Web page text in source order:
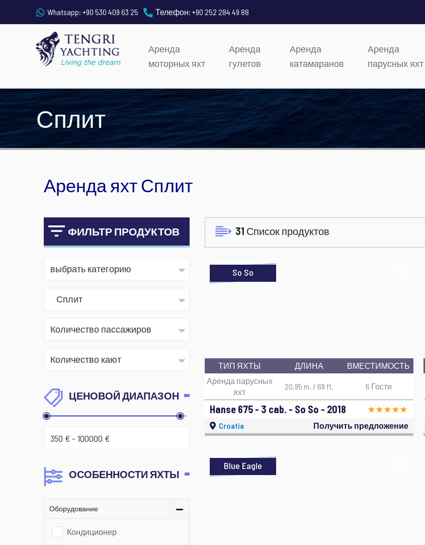
Whatsapp: +90 530 409 63 25 Телефон: +90 252 284 49 88
Аренда
моторных яхт
Аренда
гулетов
Аренда
катамаранов
Аренда
парусных яхт
Сплит
Аренда яхт Сплит
ФИЛЬТР ПРОДУКТОВ
ЦЕНОВОЙ ДИАПАЗОН
ОСОБЕННОСТИ ЯХТЫ
Оборудование
Кондиционер
31 Список продуктов
So So
Hanse 675 - 3 cab. - So So - 2018
ТИП ЯХТЫ
Аренда парусных
яхт
ДЛИНА
20,95 m. / 69 ft.
ВМЕСТИМОСТЬ
6 Гости
Croatia Получить предложение
Blue Eagle